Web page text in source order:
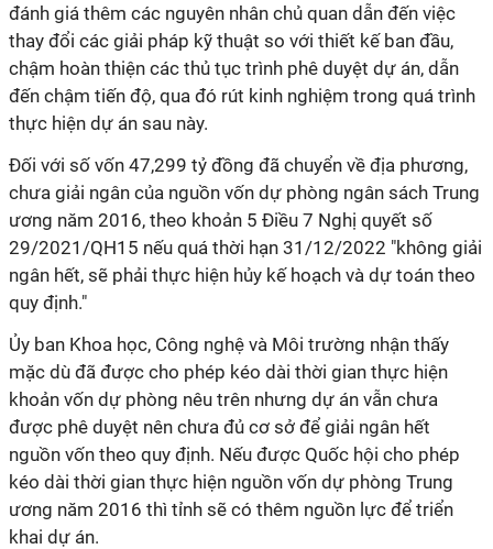
đánh giá thêm các nguyên nhân chủ quan dẫn đến việc
thay đổi các giải pháp kỹ thuật so với thiết kế ban đầu,
chậm hoàn thiện các thủ tục trình phê duyệt dự án, dẫn
đến chậm tiến độ, qua đó rút kinh nghiệm trong quá trình
thực hiện dự án sau này.
Đối với số vốn 47,299 tỷ đồng đã chuyển về địa phương,
chưa giải ngân của nguồn vốn dự phòng ngân sách Trung
ương năm 2016, theo khoản 5 Điều 7 Nghị quyết số
29/2021/QH15 nếu quá thời hạn 31/12/2022 "không giải
ngân hết, sẽ phải thực hiện hủy kế hoạch và dự toán theo
quy định."
Ủy ban Khoa học, Công nghệ và Môi trường nhận thấy
mặc dù đã được cho phép kéo dài thời gian thực hiện
khoản vốn dự phòng nêu trên nhưng dự án vẫn chưa
được phê duyệt nên chưa đủ cơ sở để giải ngân hết
nguồn vốn theo quy định. Nếu được Quốc hội cho phép
kéo dài thời gian thực hiện nguồn vốn dự phòng Trung
ương năm 2016 thì tỉnh sẽ có thêm nguồn lực để triển
khai dự án.